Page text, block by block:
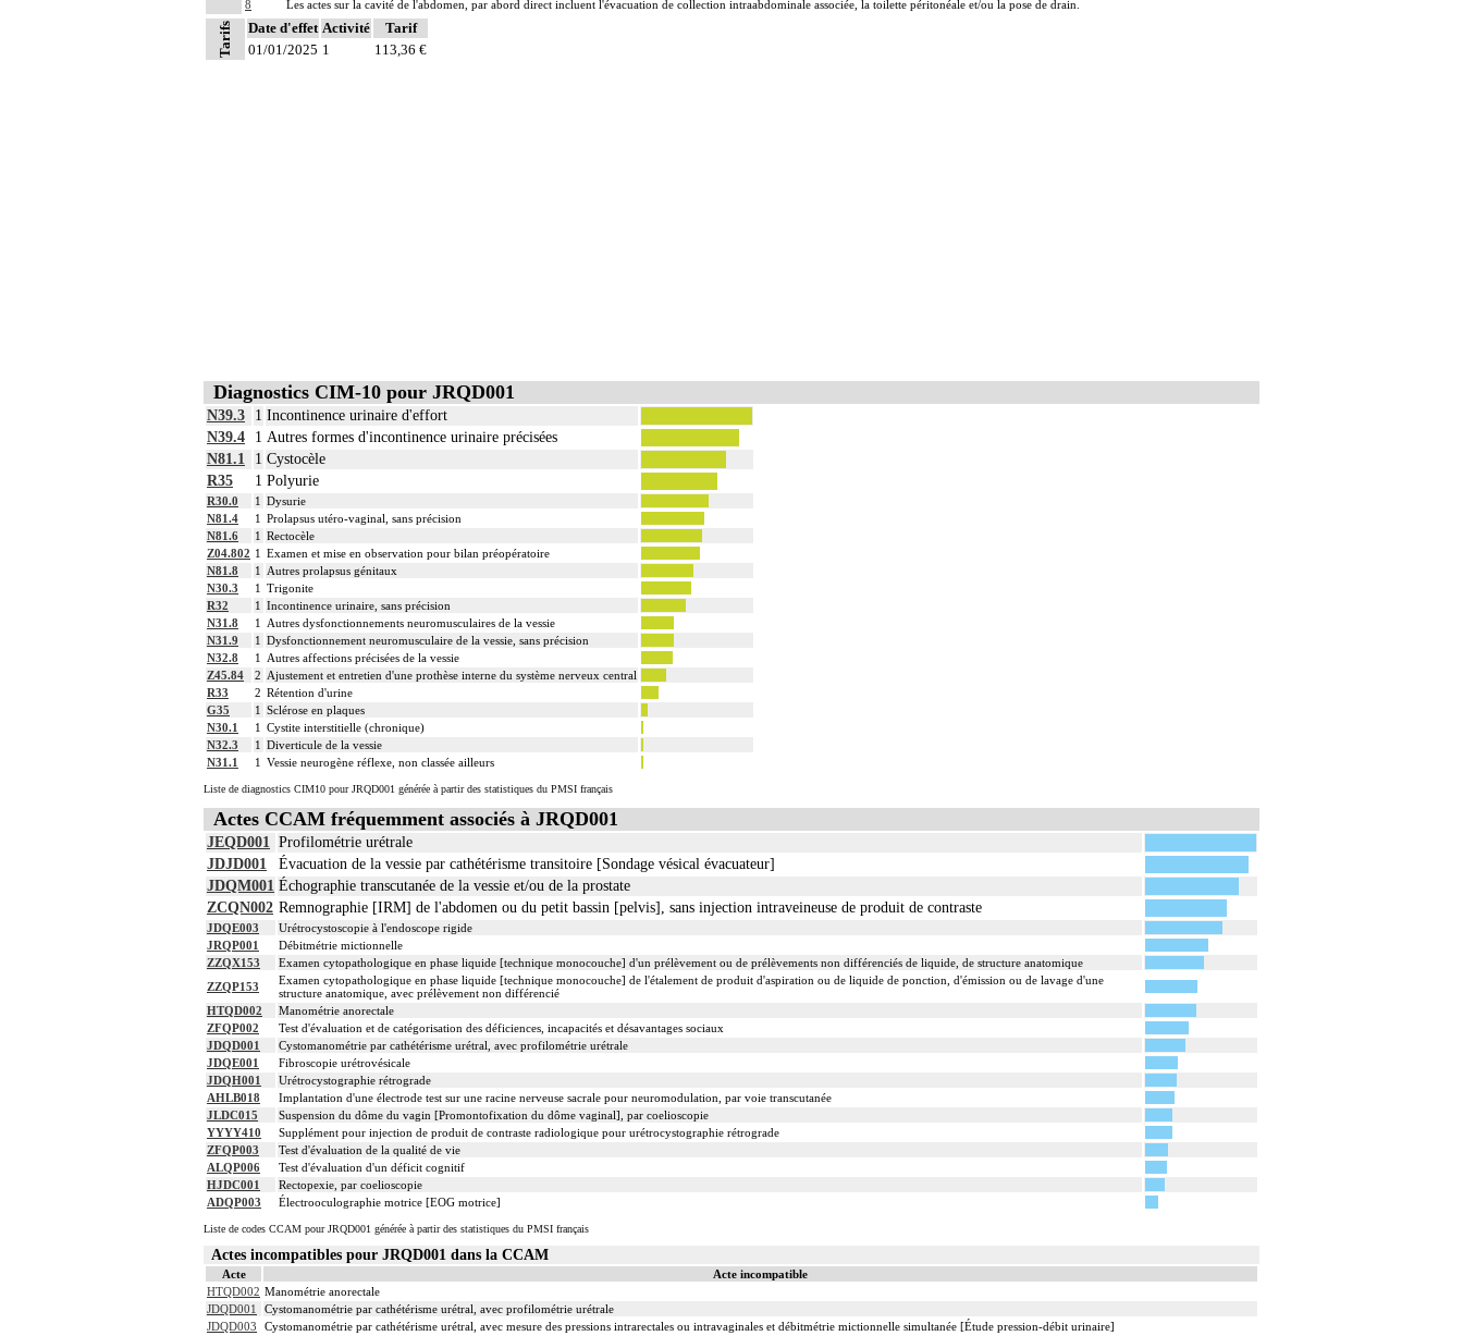
8
Les actes sur la cavité de l'abdomen, par abord direct incluent l'évacuation de collection intraabdominale associée, la toilette péritonéale et/ou la pose de drain.
Tarifs Date d'effet Activité
Tarif
01/01/2025 1 113,36 €
Diagnostics CIM-10 pour JRQD001
N39.3 1 Incontinence urinaire d'effort
N39.4
1 Autres formes d'incontinence urinaire précisées
N81.1
1 Cystocèle
R35
1 Polyurie
R30.0 1 Dysurie
N81.4
1 Prolapsus utéro-vaginal, sans précision
N81.6
1 Rectocèle
Z04.802 1 Examen et mise en observation pour bilan préopératoire
N81.8
1
Autres prolapsus génitaux
N30.3
1 Trigonite
R32
1 Incontinence urinaire, sans précision
N31.8
1
Autres dysfonctionnements neuromusculaires de la vessie
N31.9
1 Dysfonctionnement neuromusculaire de la vessie, sans précision
N32.8
1
Autres affections précisées de la vessie
Z45.84
2 Ajustement et entretien d'une prothèse interne du système nerveux central
R33
2 Rétention d'urine
G35
1 Sclérose en plaques
N30.1
1 Cystite interstitielle (chronique)
N32.3
1 Diverticule de la vessie
N31.1
1 Vessie neurogène réflexe, non classée ailleurs
Liste de diagnostics CIM10 pour JRQD001 générée à partir des statistiques du PMSI français
Actes CCAM fréquemment associés à JRQD001
JEQD001 Profilométrie urétrale
JDJD001
Évacuation de la vessie par cathétérisme transitoire [Sondage vésical évacuateur]
JDQM001 Échographie transcutanée de la vessie et/ou de la prostate
ZCQN002 Remnographie [IRM] de l'abdomen ou du petit bassin [pelvis], sans injection intraveineuse de produit de contraste
JDQE003
Urétrocystoscopie à l'endoscope rigide
JRQP001
Débitmétrie mictionnelle
ZZQX153
Examen cytopathologique en phase liquide [technique monocouche] d'un prélèvement ou de prélèvements non différenciés de liquide, de structure anatomique
ZZQP153
Examen cytopathologique en phase liquide [technique monocouche] de l'étalement de produit d'aspiration ou de liquide de ponction, d'émission ou de lavage d'une
structure anatomique, avec prélèvement non différencié
HTQD002
Manométrie anorectale
ZFQP002
Test d'évaluation et de catégorisation des déficiences, incapacités et désavantages sociaux
JDQD001
Cystomanométrie par cathétérisme urétral, avec profilométrie urétrale
JDQE001
Fibroscopie urétrovésicale
JDQH001
Urétrocystographie rétrograde
AHLB018
Implantation d'une électrode test sur une racine nerveuse sacrale pour neuromodulation, par voie transcutanée
JLDC015
Suspension du dôme du vagin [Promontofixation du dôme vaginal], par coelioscopie
YYYY410
Supplément pour injection de produit de contraste radiologique pour urétrocystographie rétrograde
ZFQP003
Test d'évaluation de la qualité de vie
ALQP006
Test d'évaluation d'un déficit cognitif
HJDC001
Rectopexie, par coelioscopie
ADQP003
Électrooculographie motrice [EOG motrice]
Liste de codes CCAM pour JRQD001 générée à partir des statistiques du PMSI français
Actes incompatibles pour JRQD001 dans la CCAM
Acte
Acte incompatible
HTQD002 Manométrie anorectale
JDQD001
Cystomanométrie par cathétérisme urétral, avec profilométrie urétrale
JDQD003
Cystomanométrie par cathétérisme urétral, avec mesure des pressions intrarectales ou intravaginales et débitmétrie mictionnelle simultanée [Étude pression-débit urinaire]